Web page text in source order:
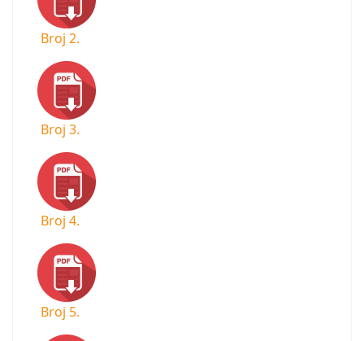
Broj 2.
Broj 3.
Broj 4.
Broj 5.